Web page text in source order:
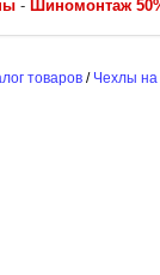
- Шиномонтаж
товаров / Чехлы на